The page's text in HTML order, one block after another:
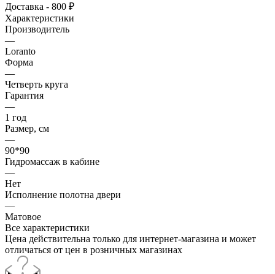
Доставка - 800 ₽
Характеристики
Производитель
—
Loranto
Форма
—
Четверть круга
Гарантия
—
1 год
Размер, см
—
90*90
Гидромассаж в кабине
—
Нет
Исполнение полотна двери
—
Матовое
Все характеристики
Цена действительна только для интернет-магазина и может
отличаться от цен в розничных магазинах